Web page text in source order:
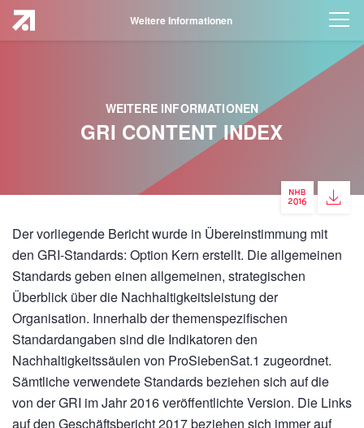
Weitere Informationen
WEITERE INFORMATIONEN
GRI CONTENT INDEX
Der vorliegende Bericht wurde in Übereinstimmung mit
den GRI-Standards: Option Kern erstellt. Die allgemeinen
Standards geben einen allgemeinen, strategischen
Überblick über die Nachhaltigkeitsleistung der
Organisation. Innerhalb der themenspezifischen
Standardangaben sind die Indikatoren den
Nachhaltigkeitssäulen von ProSiebenSat.1 zugeordnet.
Sämtliche verwendete Standards beziehen sich auf die
von der GRI im Jahr 2016 veröffentlichte Version. Die Links
auf den Geschäftsbericht 2017 beziehen sich immer auf